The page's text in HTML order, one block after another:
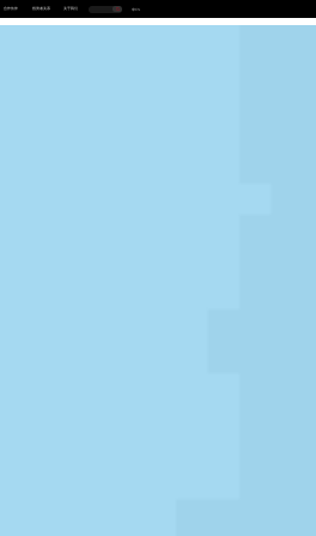
合作伙伴 投资者关系 关于我们 中EN